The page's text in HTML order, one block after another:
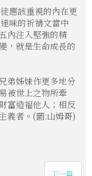
應該重視的內在更
味的祈禱文當中
內注入堅強的精
，就是生命成長的
弟姊妹作更多地分
被世上之物所牽
富造福他人；相反
義者。(圖:山姆哥)
下一篇